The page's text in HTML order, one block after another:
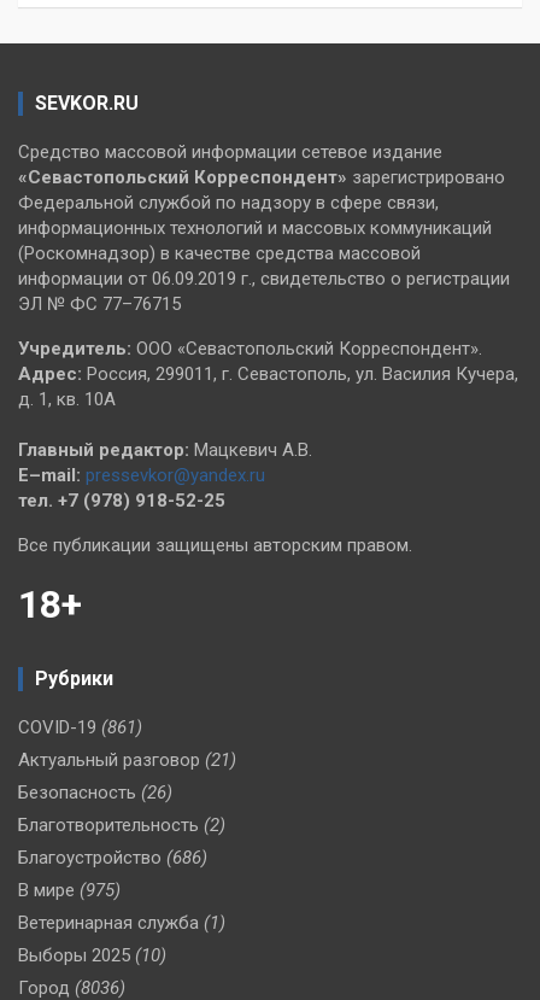
SEVKOR.RU
Средство массовой информации сетевое издание
«Севастопольский Корреспондент» зарегистрировано
Федеральной службой по надзору в сфере связи,
информационных технологий и массовых коммуникаций
(Роскомнадзор) в качестве средства массовой
информации от 06.09.2019 г., свидетельство о регистрации
ЭЛ № ФС 77–76715
Учредитель: ООО «Севастопольский Корреспондент».
Адрес: Россия, 299011, г. Севастополь, ул. Василия Кучера,
д. 1, кв. 10А
Главный редактор: Мацкевич А.В.
E–mail: pressevkor@yandex.ru
тел. +7 (978) 918-52-25
Все публикации защищены авторским правом.
18+
Рубрики
COVID-19 (861)
Актуальный разговор (21)
Безопасность (26)
Благотворительность (2)
Благоустройство (686)
В мире (975)
Ветеринарная служба (1)
Выборы 2025 (10)
Город (8036)